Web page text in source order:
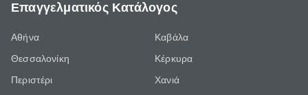
Επαγγελματικός Κατάλογος
Αθήνα
Θεσσαλονίκη
Περιστέρι
Καβάλα
Κέρκυρα
Χανιά